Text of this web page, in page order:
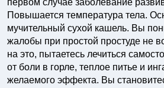
первом случае заболевание
Повышается температура тела.
мучительный сухой кашель. Вы
жалобы при простой простуде не
на это, пытаетесь лечиться
от боли в горле, теплое питье и
желаемого эффекта. Вы